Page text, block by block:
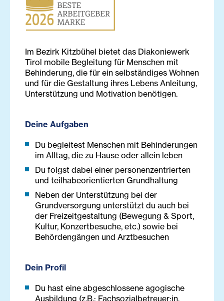
Im Bezirk Kitzbühel bietet das Diakoniewerk
Tirol mobile Begleitung für Menschen mit
Behinderung, die für ein selbständiges Wohnen
und für die Gestaltung ihres Lebens Anleitung,
Unterstützung und Motivation benötigen.
Deine Aufgaben
Du begleitest Menschen mit Behinderungen
im Alltag, die zu Hause oder allein leben
Du folgst dabei einer personenzentrierten
und teilhabeorientierten Grundhaltung
Neben der Unterstützung bei der
Grundversorgung unterstützt du auch bei
der Freizeitgestaltung (Bewegung & Sport,
Kultur, Konzertbesuche, etc.) sowie bei
Behördengängen und Arztbesuchen
Dein Profil
Du hast eine abgeschlossene agogische
Ausbildung (z.B.: Fachsozialbetreuer:in,